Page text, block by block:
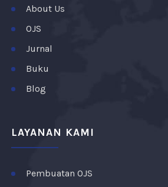
About Us
OJS
Jurnal
Buku
Blog
LAYANAN KAMI
Pembuatan OJS